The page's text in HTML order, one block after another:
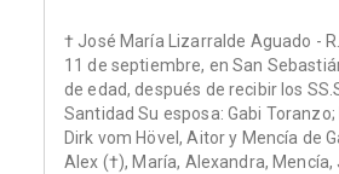
† José María Lizarralde Aguado - R.
11 de septiembre, en San
de edad, después de recibir los
Santidad Su esposa: Gabi
Dirk vom Hövel, Aitor y Mencía de
Alex (†), María, Alexandra, Mencía,